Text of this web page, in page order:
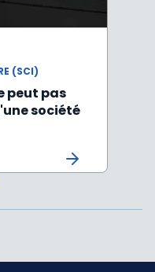
(SCI)
peut pas
société